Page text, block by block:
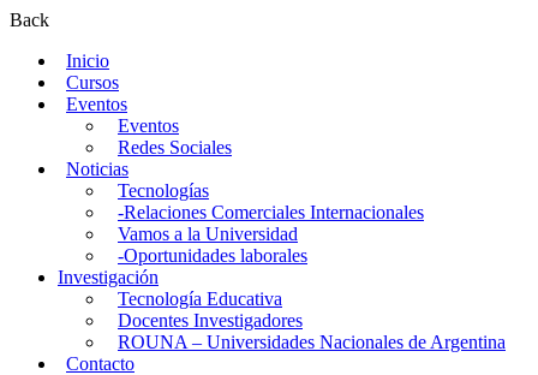
Back
Inicio
Cursos
Eventos
Eventos
Redes Sociales
Noticias
Tecnologías
-Relaciones Comerciales Internacionales
Vamos a la Universidad
-Oportunidades laborales
Investigación
Tecnología Educativa
Docentes Investigadores
ROUNA – Universidades Nacionales de Argentina
Contacto